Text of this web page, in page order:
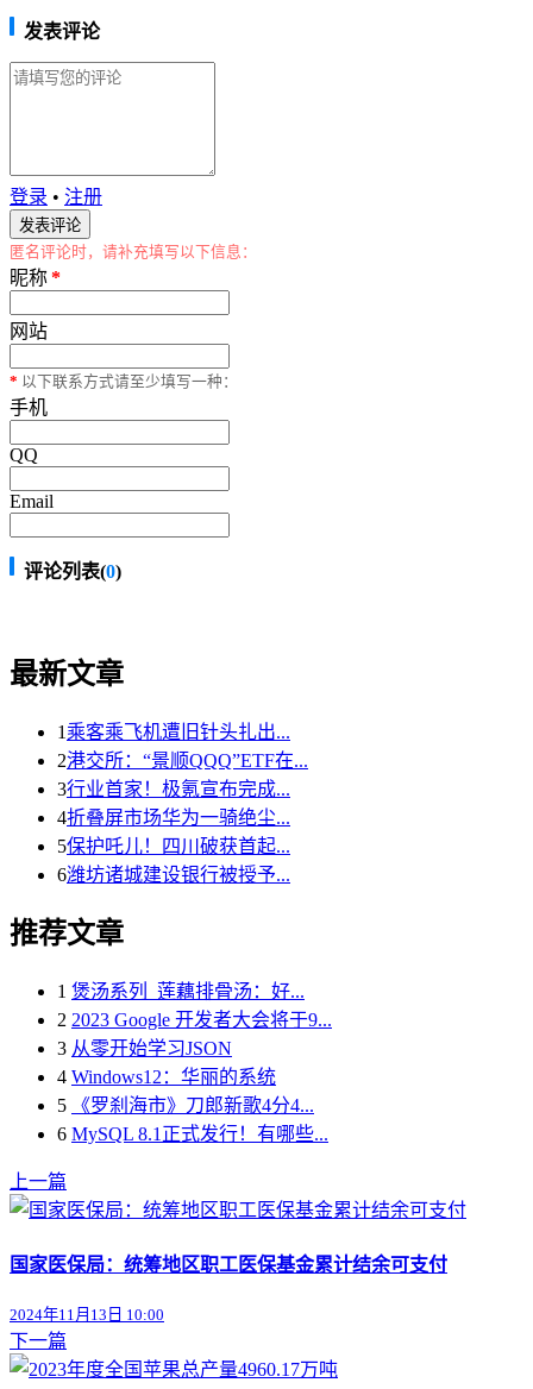
发表评论
登录 • 注册
匿名评论时，请补充填写以下信息：
昵称*
网站
* 以下联系方式请至少填写一种：
手机
QQ
Email
评论列表(0)
最新文章
1 乘客乘飞机遭旧针头扎出...
2港交所：“景顺QQQ”ETF在...
3行业首家！极氪宣布完成...
4折叠屏市场华为一骑绝尘...
5保护吒儿！四川破获首起...
6潍坊诸城建设银行被授予...
推荐文章
1 煲汤系列_莲藕排骨汤：好...
2 2023 Google 开发者大会将于9...
3 从零开始学习JSON
4 Windows12：华丽的系统
5
《罗刹海市》刀郎新歌4分4...
6 MySQL 8.1正式发行！有哪些...
上一篇
国家医保局：统筹地区职工医保基金累计结余可支付
2024年11月13日 10:00
下一篇